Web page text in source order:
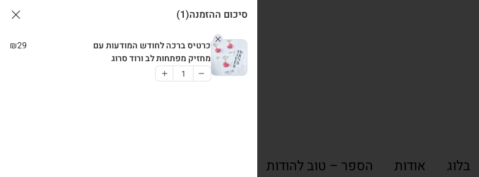
בלוג אודות הספר – טוב להודות
סיכום ההזמנה(1)
כרטיס ברכה לחודש המודעות עם
מחזיק מפתחות לב ורוד סרוג
₪29